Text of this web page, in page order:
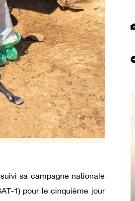
sa campagne nationale
1) pour le cinquième jour